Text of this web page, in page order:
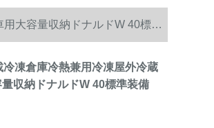
大容量収納ドナルドW 40標準
凍倉庫冷熱兼用冷凍屋外冷蔵
収納ドナルドW 40標準装備